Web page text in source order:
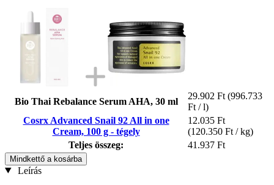
Bio Thai Rebalance Serum AHA, 30 ml
29.902 Ft (996.733
Ft / l)
Cosrx Advanced Snail 92 All in one
Cream, 100 g - tégely
12.035 Ft
(120.350 Ft / kg)
Teljes összeg:
41.937 Ft
Mindkettő a kosárba
Leírás